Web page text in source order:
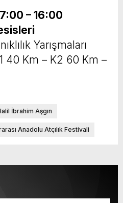
– 16:00
Yarışmaları
40 Km – K2 60 Km –
İbrahim Aşgın
Anadolu Atçılık Festivali